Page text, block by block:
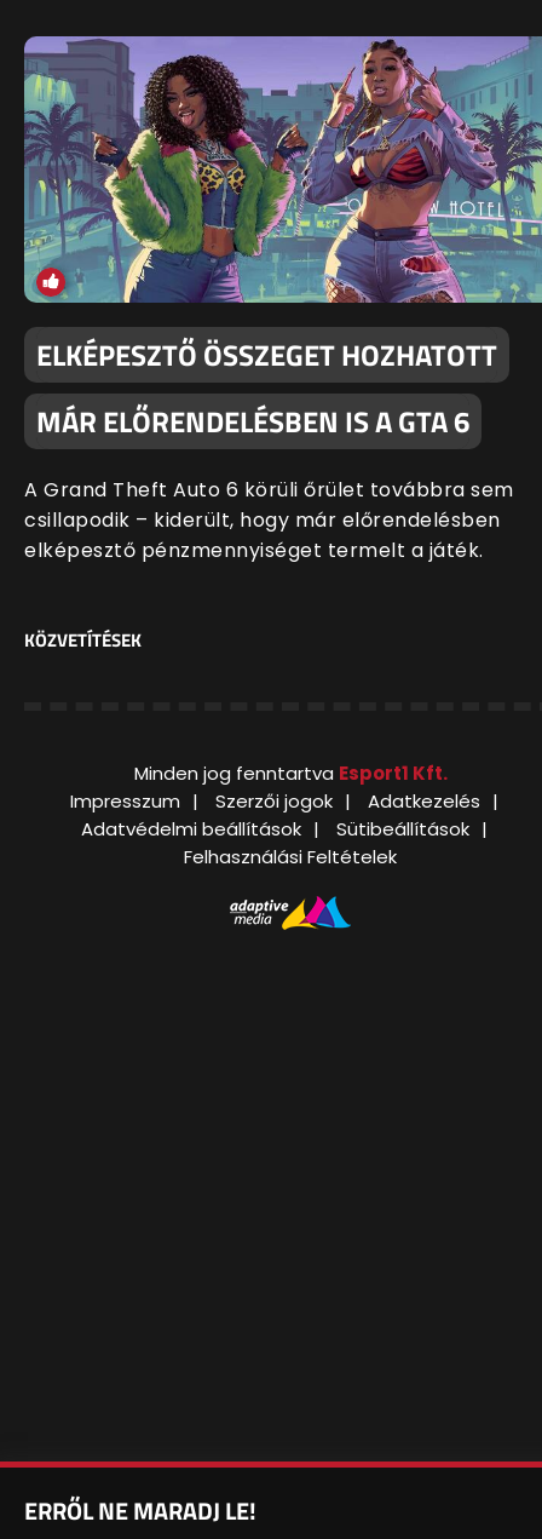
ELKÉPESZTŐ ÖSSZEGET HOZHATOTT
MÁR ELŐRENDELÉSBEN IS A GTA 6
A Grand Theft Auto 6 körüli őrület továbbra sem
csillapodik – kiderült, hogy már előrendelésben
elképesztő pénzmennyiséget termelt a játék.
KÖZVETÍTÉSEK
Minden jog fenntartva Esport1 Kft.
Impresszum
Szerzői jogok
Adatkezelés
Adatvédelmi beállítások
Sütibeállítások
Felhasználási Feltételek
ERRŐL NE MARADJ LE!